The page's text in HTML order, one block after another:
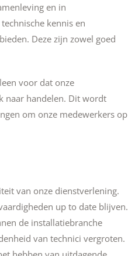
en in
kennis en
Deze zijn zowel goed
voor dat onze
naar handelen. Dit wordt
om onze medewerkers op
van onze dienstverlening.
up to date blijven.
de installatiebranche
van technici vergroten.